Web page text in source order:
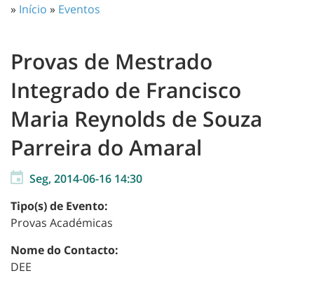
» Início » Eventos
Provas de Mestrado
Integrado de Francisco
Maria Reynolds de Souza
Parreira do Amaral
Seg, 2014-06-16 14:30
Tipo(s) de Evento:
Provas Académicas
Nome do Contacto:
DEE